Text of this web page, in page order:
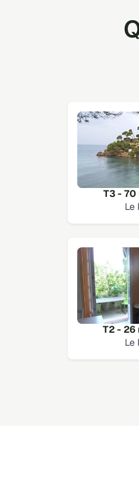
T3 - 70
Le
T2 - 26
Le